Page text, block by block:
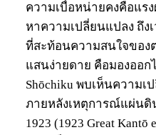
ความเบื่อหน่ายคงคือแร
หาความเปลี่ยนแปลง ถึ
ที่สะท้อนความสนใจของ
แสนง่ายดาย คือมองออ
Shōchiku พบเห็นความเ
ภายหลังเหตุการณ์แผ่นดิ
1923 (1923 Great